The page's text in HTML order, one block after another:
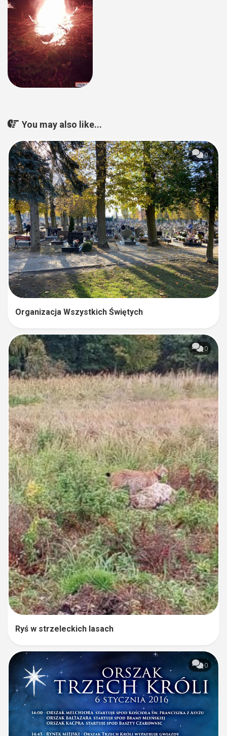
You may also like...
0
Organizacja Wszystkich Świętych
0
Ryś w strzeleckich lasach
0